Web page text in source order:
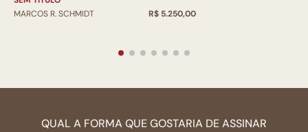
MARCOS R. SCHMIDT
R$ 5.250,00
QUAL A FORMA QUE GOSTARIA DE ASSINAR